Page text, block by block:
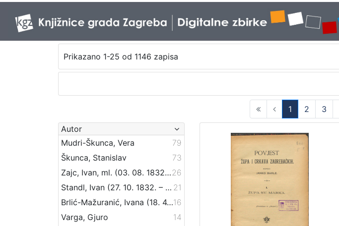
Prikazano 1-25 od 1146 zapisa
1
(current)
2 3
Autor
Mudri-Škunca, Vera
79
Škunca, Stanislav
73
Zajc, Ivan, ml. (03. 08. 1832. – 16. 12. 1914.)26
Standl, Ivan (27. 10. 1832. – 30. 8. 1897.) 21
Brlić-Mažuranić, Ivana (18. 4. 1874. – 21. 9. 1938.)16
Varga, Gjuro
14